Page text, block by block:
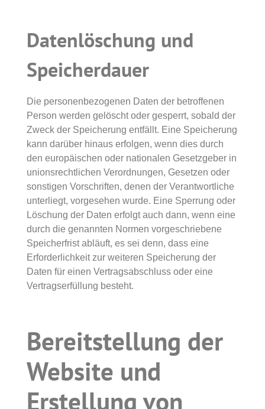
Datenlöschung und
Speicherdauer
Die personenbezogenen Daten der betroffenen
Person werden gelöscht oder gesperrt, sobald der
Zweck der Speicherung entfällt. Eine Speicherung
kann darüber hinaus erfolgen, wenn dies durch
den europäischen oder nationalen Gesetzgeber in
unionsrechtlichen Verordnungen, Gesetzen oder
sonstigen Vorschriften, denen der Verantwortliche
unterliegt, vorgesehen wurde. Eine Sperrung oder
Löschung der Daten erfolgt auch dann, wenn eine
durch die genannten Normen vorgeschriebene
Speicherfrist abläuft, es sei denn, dass eine
Erforderlichkeit zur weiteren Speicherung der
Daten für einen Vertragsabschluss oder eine
Vertragserfüllung besteht.
Bereitstellung der
Website und
Erstellung von